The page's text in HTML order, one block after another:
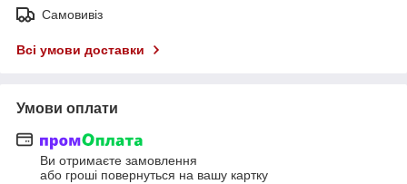
Самовивіз
Всі умови доставки
Умови оплати
Ви отримаєте замовлення
або гроші повернуться на вашу картку